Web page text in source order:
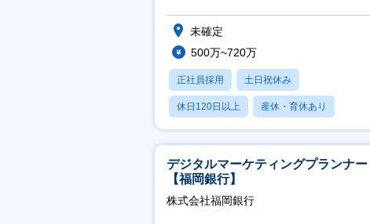
未確定
500万~720万
正社員採用 土日祝休み
休日120日以上 産休・育休あり
月残業20時間以内
デジタルマーケティングプランナー
【福岡銀行】
株式会社福岡銀行